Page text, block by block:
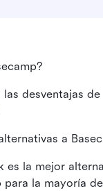
las desventajas de
a
es la mejor
para la mayoría